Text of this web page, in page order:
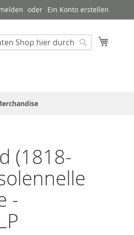
Ein Konto erstellen
(1818-
-